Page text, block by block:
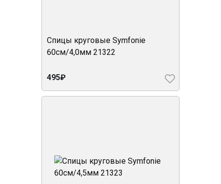
Спицы круговые Symfonie
60см/4,0мм 21322
495₽